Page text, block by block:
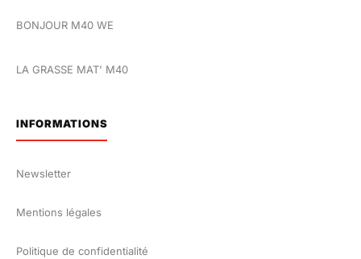
BONJOUR M40 WE
LA GRASSE MAT' M40
INFORMATIONS
Newsletter
Mentions légales
Politique de confidentialité